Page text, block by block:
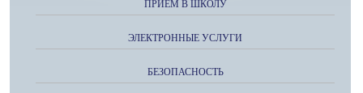
ПРИЁМ В ШКОЛУ
ЭЛЕКТРОННЫЕ УСЛУГИ
БЕЗОПАСНОСТЬ